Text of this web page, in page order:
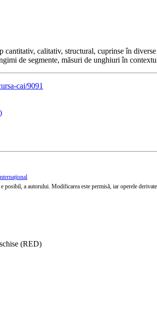
cantitativ, calitativ, structural, cuprinse în
de segmente, măsuri de unghiuri în
cai/9091
a autorului. Modificarea este permisă, iar operele
(RED)